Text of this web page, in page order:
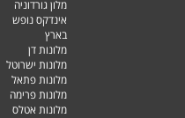
מלון גורדוניה
אינדקס נופש
בארץ
מלונות דן
מלונות ישרוטל
מלונות פתאל
מלונות פרימה
מלונות אטלס